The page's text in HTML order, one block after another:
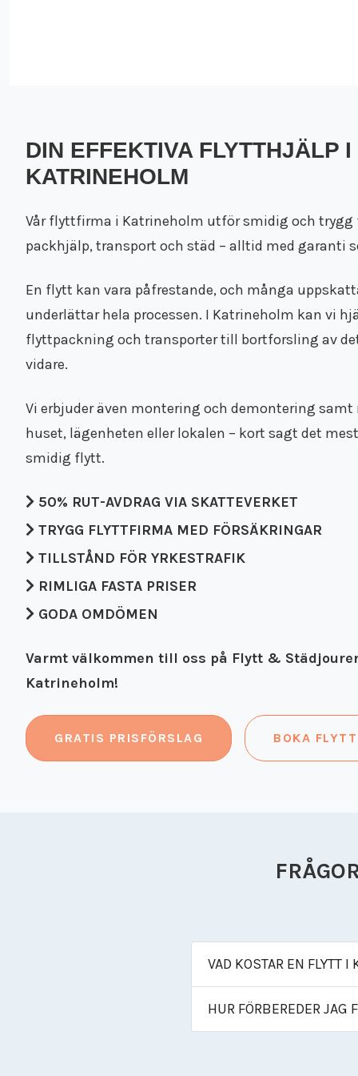
DIN EFFEKTIVA FLYTTHJÄLP I
KATRINEHOLM
Vår flyttfirma i Katrineholm utför smidig och trygg
packhjälp, transport och städ – alltid med garanti
En flytt kan vara påfrestande, och många
underlättar hela processen. I Katrineholm kan vi
flyttpackning och transporter till bortforsling av
vidare.
Vi erbjuder även montering och demontering
huset, lägenheten eller lokalen – kort sagt det
smidig flytt.
50% RUT-AVDRAG VIA SKATTEVERKET
TRYGG FLYTTFIRMA MED FÖRSÄKRINGAR
TILLSTÅND FÖR YRKESTRAFIK
RIMLIGA FASTA PRISER
GODA OMDÖMEN
Varmt välkommen till oss på Flytt &
Katrineholm!
GRATIS PRISFÖRSLAG BOKA FLYTT
VAD KOSTAR EN FLYTT
Priset påverkas av
HUR FÖRBEREDER JAG